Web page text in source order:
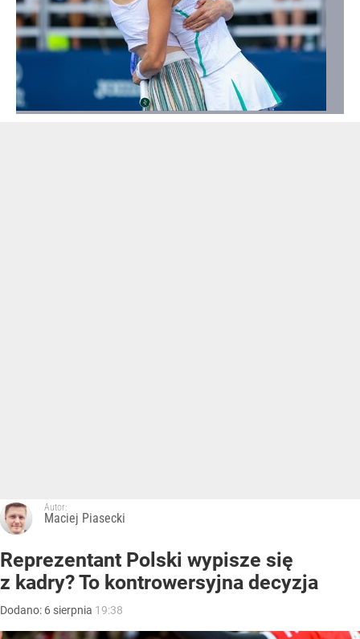
Autor:
Maciej Piasecki
Reprezentant Polski wypisze się
z kadry? To kontrowersyjna decyzja
Dodano: 6 sierpnia 19:38